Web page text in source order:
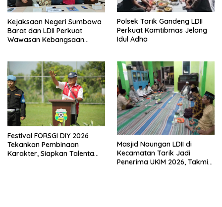
Kejaksaan Negeri Sumbawa
Barat dan LDII Perkuat
Wawasan Kebangsaan
Polsek Tarik Gandeng LDII
Perkuat Kamtibmas Jelang
Idul Adha
Festival FORSGI DIY 2026
Tekankan Pembinaan
Karakter, Siapkan Talenta
Masjid Naungan LDII di
Kecamatan Tarik Jadi
Penerima UKIM 2026, Takmir